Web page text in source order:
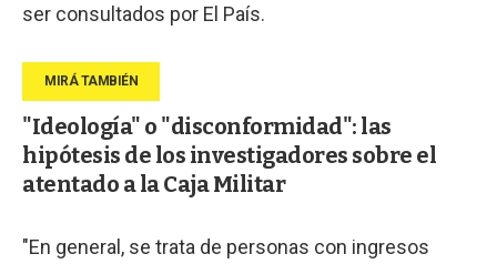
ser consultados por El País.
"Ideología" o "disconformidad": las
hipótesis de los investigadores sobre el
atentado a la Caja Militar
"En general, se trata de personas con ingresos